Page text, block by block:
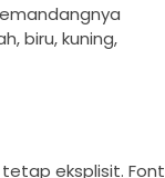
biru, kuning,
eksplisit. Font